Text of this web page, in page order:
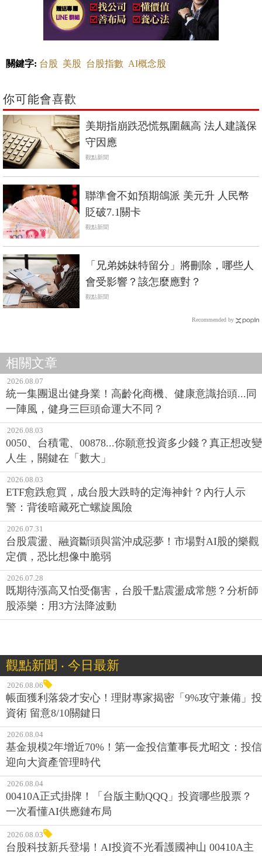
關鍵字: 台股 美股 台股指數 AI概念股
你可能會喜歡
美期指崩跌恐慌氛圍飆高 法人建議保
守因應
觀點新聞
聯準會不如預期鴿派 美元升 人民幣
貶破7.1關卡
觀點新聞
「兄弟姊妹特留分」將刪除，哪些人
會受影響？該怎麼應對？
觀點新聞
Recommended by
相關文章
2026.08.07
統一集團退出健身業！高齡化商機、健康意識抬頭...同
一陣風，健身三巨頭命運大不同？
2026.08.03
0050、台積電、00878...你願意投資多少錢？真正想改變
人生，關鍵在「數大」
2026.08.03
ETF愈跌愈買，成台股大跌時的定海神針？內行人示
警：背後暗藏死亡螺旋風險
2026.07.31
台股震盪、融資斷頭與當沖成惡夢！市場對AI股的樂觀
定價，恐比想像中脆弱
2026.07.28
既期待漲高又怕受傷害，台股千點震盪成常態？分析師
股添樂：用3方法降波動
觀點新聞 ‧ 今日最新
2026.08.06
帳面獲利落袋才安心！理財專家揭密「9%攻守兼備」投
資術 留意8/10關鍵日
2026.08.04
基金規模2年增近70%！第一金投信董事長尤昭文：投信
迎向大資產管理時代
2026.08.04
00410A正式掛牌！「台版主動QQQ」投資哪些股票？
一次看懂AI供應鏈布局
2026.08.03
台股科技新兵登場！AI投資不光看護國神山 00410A主